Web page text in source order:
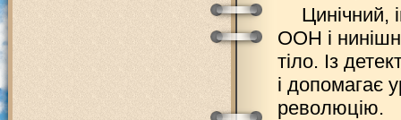
Цинічний,
ООН і
тіло. Із
і допомагає
революцію.